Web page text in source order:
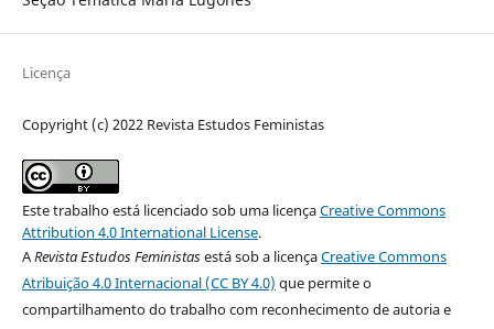
Licença
Copyright (c) 2022 Revista Estudos Feministas
Este trabalho está licenciado sob uma licençaCreative Commons
Attribution 4.0 International License.
ARevista Estudos Feministasestá sob a licençaCreative Commons
Atribuição 4.0 Internacional (CC BY 4.0) que permite o
compartilhamento do trabalho com reconhecimento de autoria e